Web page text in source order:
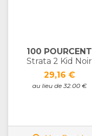
100 POURCENT
Strata 2 Kid Noir
Prix
29,16 €
au lieu de 32.00 €